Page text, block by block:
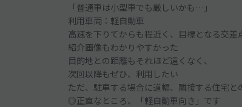
「普通車は小型車でも厳しいかも…」
利用車両：軽自動車
高速を下りてからも程近く、目標となる交差
紹介画像もわかりやすかった
目的地との距離もそれほど遠くなく、
次回以降もぜひ、利用したい
ただ、駐車する場合に道幅、隣接する住宅
◎正直なところ、「軽自動車向き」です